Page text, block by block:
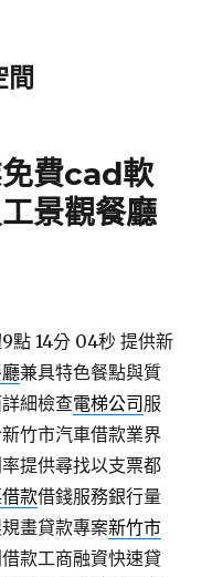
間
費cad軟
景觀餐廳
點 14分 04秒 提供新
兼具特色餐點與質
細檢查電梯公司 服
竹市汽車借款業界
提供尋找以支票都
款借錢服務銀行量
畫貸款專案新竹市
款工商融資快速貸